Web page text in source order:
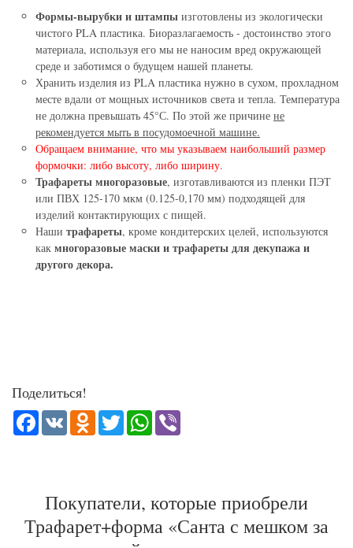
Формы-вырубки и штампы изготовлены из экологически
чистого PLA пластика. Биоразлагаемость - достоинство этого
материала, используя его мы не наносим вред окружающей
среде и заботимся о будущем нашей планеты.
Хранить изделия из PLA пластика нужно в сухом, прохладном
месте вдали от мощных источников света и тепла. Температура
не должна превышать 45°С. По этой же причине не
рекомендуется мыть в посудомоечной машине.
Обращаем внимание, что мы указываем наибольший размер
формочки: либо высоту, либо ширину.
Трафареты многоразовые, изготавливаются из пленки ПЭТ
или ПВХ 125-170 мкм (0.125-0,170 мм) подходящей для
изделий контактирующих с пищей.
Наши трафареты, кроме кондитерских целей, используются
как многоразовые маски и трафареты для декупажа и
другого декора.
Поделиться!
Facebook
VK Odnoklassniki
TwitterWhatsApp
Покупатели, которые приобрели
Трафарет+форма «Санта с мешком за